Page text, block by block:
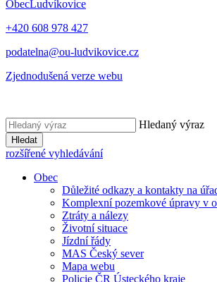
ObecLudvíkovice
+420 608 978 427
podatelna@ou-ludvikovice.cz
Zjednodušená verze webu
Hledaný výraz
Hledat
rozšířené vyhledávání
Obec
Důležité odkazy a kontakty na
Komplexní pozemkové úpravy v
Ztráty a nálezy
Životní situace
Jízdní řády
MAS Český sever
Mapa webu
Policie ČR Ústeckého kraje